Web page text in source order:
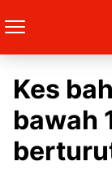
Kes
bawah